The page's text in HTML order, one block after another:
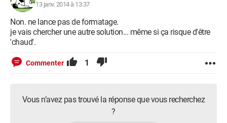
13 janv. 2014 à 13:37
Non. ne lance pas de formatage.
je vais chercher une autre solution... même si ça risque d'être
'chaud'.
Commenter 1
Vous n’avez pas trouvé la réponse que vous recherchez
?